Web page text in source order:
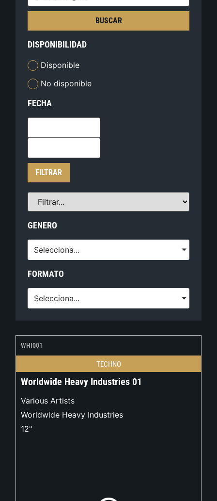
BUSCAR
DISPONIBILIDAD
Disponible
No disponible
FECHA
FILTRAR
GENERO
Selecciona...
FORMATO
Selecciona...
WHI001
TECHNO
Worldwide Heavy Industries 01
Various Artists
Worldwide Heavy Industries
12"